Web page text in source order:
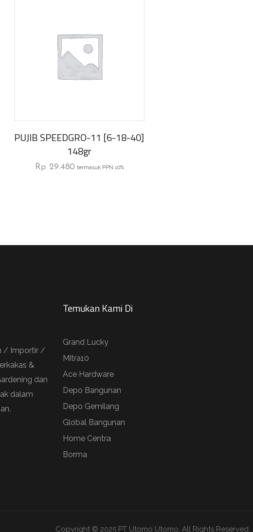
PUJIB SPEEDGRO-11 [6-18-40]
148gr
Rp 29.480 termasuk PPN 10%
/ Importir /
&
dan
dalam
Temukan Kami Di
Grand Lucky
Mitra10
Ace Hardware
Depo Bangunan
Depo Gemilang
Global Bangunan
Home Centra
Borma
Copyright © 2025 PT Utomo Utomo. All Rights Reserved.